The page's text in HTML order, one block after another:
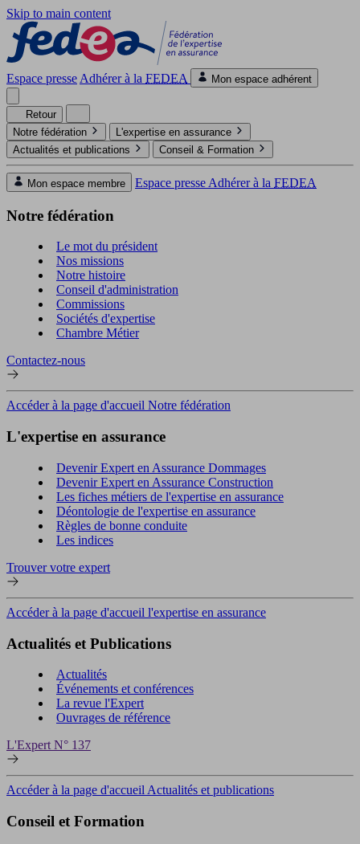
Skip to main content
Espace presse Adhérer à la FEDEA Mon espace adhérent
Retour
Notre fédération
L'expertise en assurance
Actualités et publications
Conseil & Formation
Mon espace membre Espace presse Adhérer à la FEDEA
Notre fédération
Le mot du président
Nos missions
Notre histoire
Conseil d'administration
Commissions
Sociétés d'expertise
Chambre Métier
Contactez-nous
Accéder à la page d'accueil Notre fédération
L'expertise en assurance
Devenir Expert en Assurance Dommages
Devenir Expert en Assurance Construction
Les fiches métiers de l'expertise en assurance
Déontologie de l'expertise en assurance
Règles de bonne conduite
Les indices
Trouver votre expert
Accéder à la page d'accueil l'expertise en assurance
Actualités et Publications
Actualités
Événements et conférences
La revue l'Expert
Ouvrages de référence
L'Expert N° 137
Accéder à la page d'accueil Actualités et publications
Conseil et Formation